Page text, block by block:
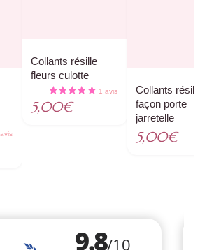
Collants résille
fleurs culotte
5,00€
Collants résille
façon porte
jarretelle
5,00€